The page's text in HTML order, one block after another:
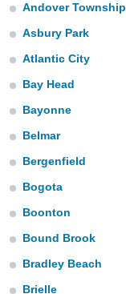
les
et
des
par le
nous
de
ACCEPTER
ET
PARAMÈTRES
Andover Township
Asbury Park
Atlantic City
Bay Head
Bayonne
Belmar
Bergenfield
Bogota
Boonton
Bound Brook
Bradley Beach
Brielle